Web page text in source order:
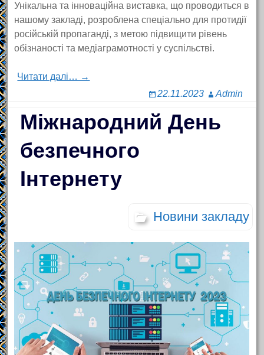
Унікальна та інноваційна виставка, що проводиться в
нашому закладі, розроблена спеціально для протидії
російській пропаганді, з метою підвищити рівень
обізнаності та медіаграмотності у суспільстві.
Читати далі… →
22.11.2023
Admin
Міжнародний День
безпечного
Інтернету
Новини закладу